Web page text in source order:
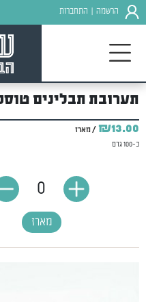
הרשמה התחברות
תערובת תבלינים
₪13.00 / מארז
כ-100 גרם
מארז
0